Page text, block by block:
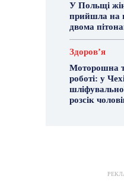
У Польщі
прийшла на
двома
Здоровʼя
Моторошна
роботі: у
розсік